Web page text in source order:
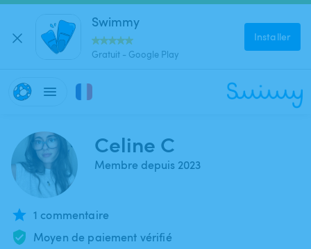
Swimmy
Gratuit - Google Play
Installer
Celine C
Membre depuis 2023
1 commentaire
Moyen de paiement vérifié